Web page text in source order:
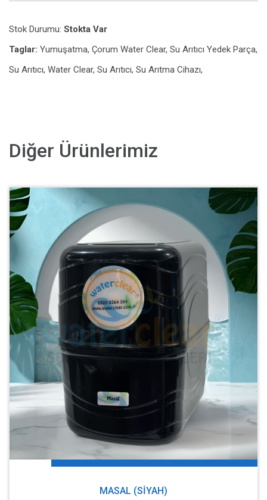
Stok Durumu: Stokta Var
Taglar: Yumuşatma, Çorum Water Clear, Su Arıtıcı Yedek Parça,
Su Arıtıcı, Water Clear, Su Arıtıcı, Su Arıtma Cihazı,
Diğer Ürünlerimiz
MASAL (SIYAH)